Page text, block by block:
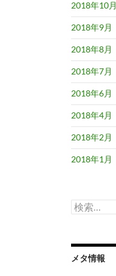
2018年10月
2018年9月
2018年8月
2018年7月
2018年6月
2018年4月
2018年2月
2018年1月
検
索:
メタ情報